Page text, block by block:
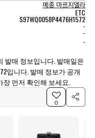
메종 마르지엘라
ETC
S97WQ0058P4476H1572
-
-
-
발매 정보입니다. 발매일은
입니다. 발매 정보가 공개
먼저 확인해 보세요.
0